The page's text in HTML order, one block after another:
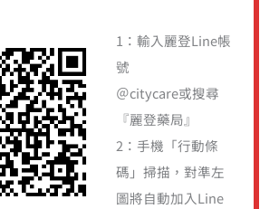
1：輸入麗登Line帳
號
＠citycare或搜尋
『麗登藥局』
2：手機「行動條
碼」掃描，對準左
圖將自動加入Line